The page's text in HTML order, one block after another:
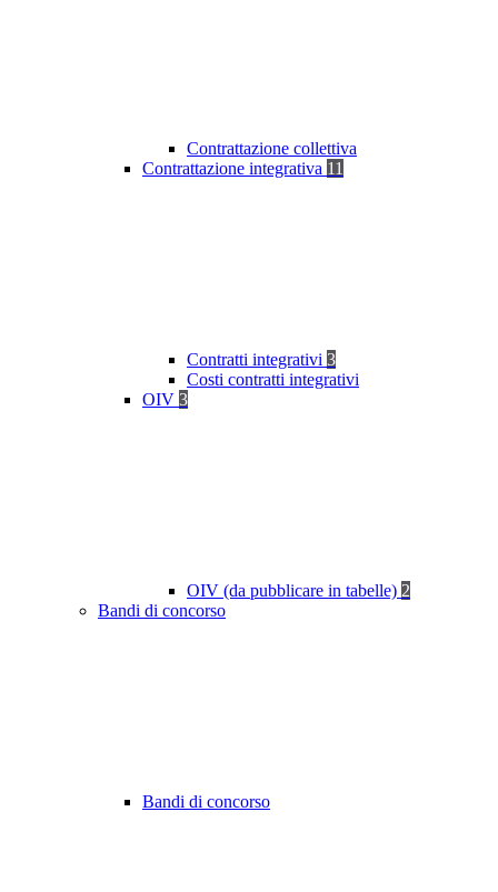
Contrattazione collettiva
Contrattazione integrativa 11
Contratti integrativi 3
Costi contratti integrativi
OIV 3
OIV (da pubblicare in tabelle) 2
Bandi di concorso
Bandi di concorso